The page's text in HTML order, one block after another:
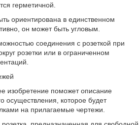
герметичной.
ориентирована в единственном
он может быть угловым.
соединения с розеткой при
розетки или в ограниченном
изобретение поможет описание
осуществления, которое будет
на прилагаемые чертежи.